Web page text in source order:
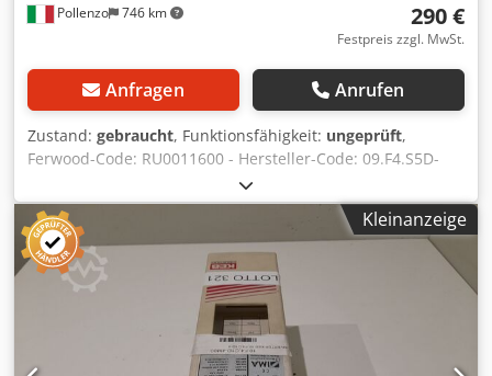
Pollenzo 746 km 290 €
Festpreis zzgl. MwSt.
Anfragen Anrufen
Zustand: gebraucht, Funktionsfähigkeit: ungeprüft,
Ferwood-Code: RU0011600 - Hersteller-Code: 09.F4.S5D-
4000/1.2 - Zustand: Gebraucht - Funktion: Ungeprüft - Bei
Interesse bieten wir einen Überholungsservice an, bitte
kontaktieren Sie uns. Dodpfx Akswtmw NoaeckKleinanzeige